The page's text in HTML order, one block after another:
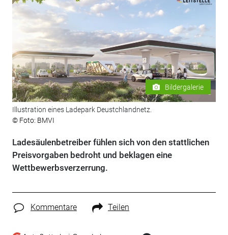
Bildergalerie
Illustration eines Ladepark Deustchlandnetz.
© Foto: BMVI
Ladesäulenbetreiber fühlen sich von den stattlichen
Preisvorgaben bedroht und beklagen eine
Wettbewerbsverzerrung.
Kommentare Teilen